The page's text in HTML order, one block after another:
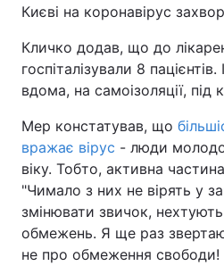
Києві на коронавірус
Кличко додав, що до
госпіталізували 8
вдома, на самоізоляції,
Мер констатував, що
вражає вірус - люди
віку. Тобто, активна
"Чимало з них не вірять у
змінювати звичок,
обмежень. Я ще раз
не про обмеження